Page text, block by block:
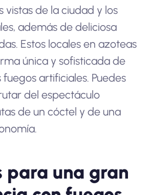
vistas de la ciudad y los
además de deliciosa
Estos locales en azoteas
única y sofisticada de
artificiales. Puedes
del espectáculo
de un cóctel y de una
para una gran